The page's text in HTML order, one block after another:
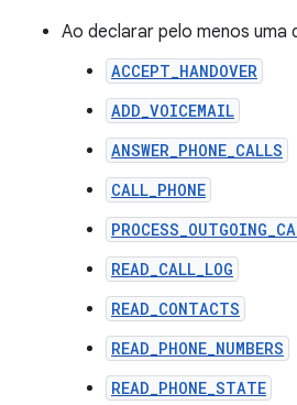
Ao declarar pelo menos uma
ACCEPT_HANDOVER
ADD_VOICEMAIL
ANSWER_PHONE_CALLS
CALL_PHONE
READ_CALL_LOG
READ_CONTACTS
READ_PHONE_NUMBERS
READ_PHONE_STATE